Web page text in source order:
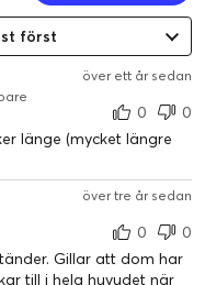
munhälsobehov
säkra och skonsamm
tester sätts varje bo
och ge ett e
först
över ett år sedan
0
0
länge (mycket längre
över tre år sedan
0
0
Gillar att dom har
till i hela huvudet när